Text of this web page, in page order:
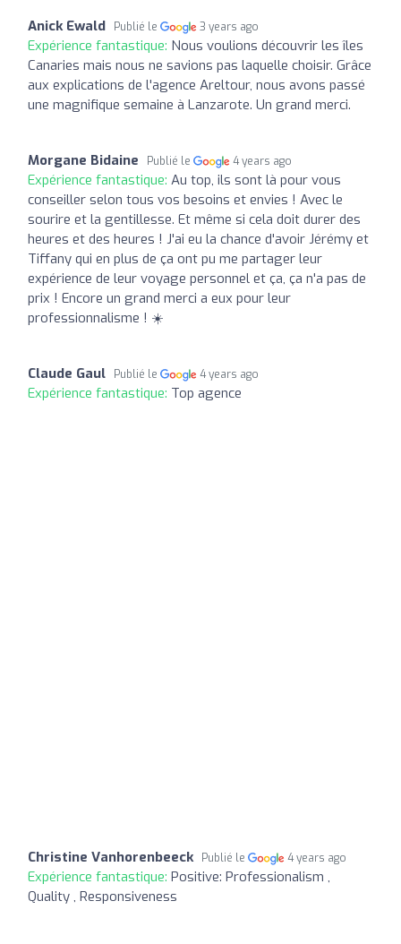
Anick Ewald Publié le 3 years ago
Expérience fantastique: Nous voulions découvrir les îles
Canaries mais nous ne savions pas laquelle choisir. Grâce
aux explications de l'agence Areltour, nous avons passé
une magnifique semaine à Lanzarote. Un grand merci.
Morgane Bidaine Publié le 4 years ago
Expérience fantastique: Au top, ils sont là pour vous
conseiller selon tous vos besoins et envies ! Avec le
sourire et la gentillesse. Et même si cela doit durer des
heures et des heures ! J'ai eu la chance d'avoir Jérémy et
Tiffany qui en plus de ça ont pu me partager leur
expérience de leur voyage personnel et ça, ça n'a pas de
prix ! Encore un grand merci a eux pour leur
professionnalisme ! ☀️
Claude Gaul Publié le 4 years ago
Expérience fantastique: Top agence
Christine Vanhorenbeeck Publié le 4 years ago
Expérience fantastique: Positive: Professionalism ,
Quality , Responsiveness